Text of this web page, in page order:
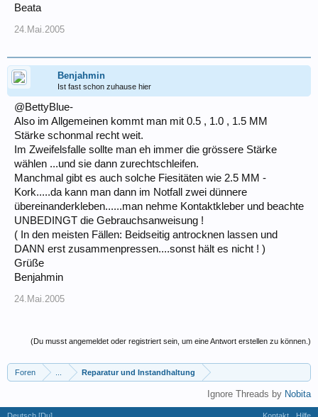
Beata
24.Mai.2005
Benjahmin
Ist fast schon zuhause hier
@BettyBlue-
Also im Allgemeinen kommt man mit 0.5 , 1.0 , 1.5 MM
Stärke schonmal recht weit.
Im Zweifelsfalle sollte man eh immer die grössere Stärke
wählen ...und sie dann zurechtschleifen.
Manchmal gibt es auch solche Fiesitäten wie 2.5 MM -
Kork.....da kann man dann im Notfall zwei dünnere
übereinanderkleben......man nehme Kontaktkleber und beachte
UNBEDINGT die Gebrauchsanweisung !
( In den meisten Fällen: Beidseitig antrocknen lassen und
DANN erst zusammenpressen....sonst hält es nicht ! )
Grüße
Benjahmin
24.Mai.2005
(Du musst angemeldet oder registriert sein, um eine Antwort erstellen zu können.)
Foren Reparatur und Instandhaltung
Ignore Threads by Nobita